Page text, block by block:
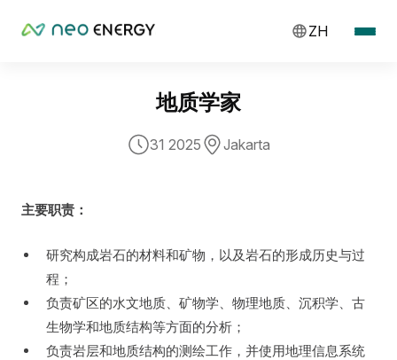
ZH
地质学家
31 2025 Jakarta
主要职责：
研究构成岩石的材料和矿物，以及岩石的形成历史与过
程；
负责矿区的水文地质、矿物学、物理地质、沉积学、古
生物学和地质结构等方面的分析；
负责岩层和地质结构的测绘工作，并使用地理信息系统